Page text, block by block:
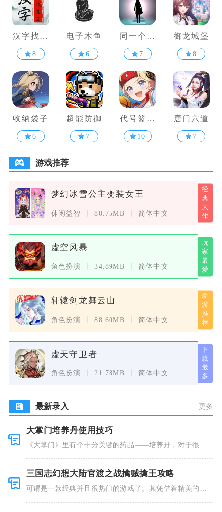
汉字找茬
王
8
电子木鱼
6
同一个世
界
7
御龙城堡
8
收纳袋子
6
超能防御
7
代号篮球
少女
10
唐门六道
7
游戏推荐
梦幻冰雪公主变装女王
休闲益智 80.75MB 简体中文
虚空风暴
角色扮演 34.89MB 简体中文
轩辕剑龙舞云山
角色扮演 88.60MB 简体中文
虚天守卫者
角色扮演 21.78MB 简体中文
最新录入 更多
大掌门培养丹使用技巧
《大掌门》里有个十分关键的药品——培养丹，对于很多
三国志幻想大陆官渡之战擒贼擒王攻略
可谓是一款经典并且很热门的游戏了。其凭借着精美的画